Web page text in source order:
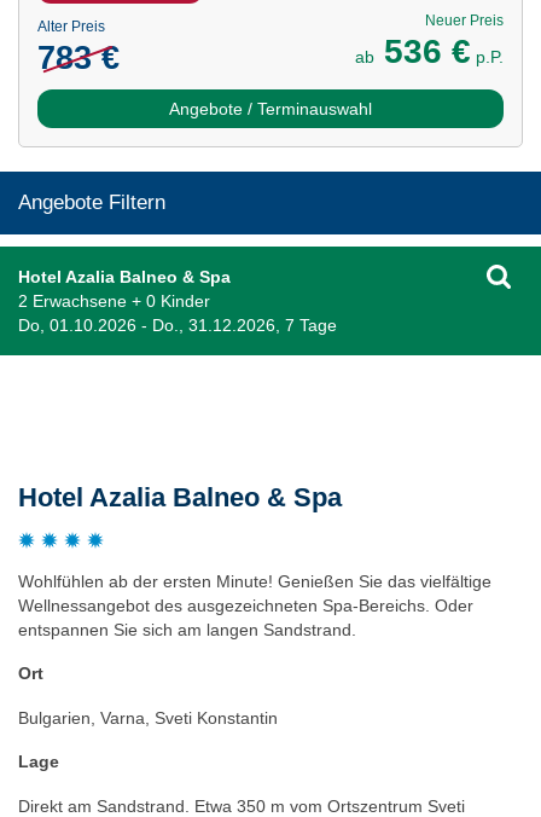
Alter Preis
783 €
Neuer Preis
ab 536 € p.P.
Angebote / Terminauswahl
Angebote Filtern
Hotel Azalia Balneo & Spa
2 Erwachsene + 0 Kinder
Do, 01.10.2026 - Do., 31.12.2026, 7 Tage
Hotel Azalia Balneo & Spa
Wohlfühlen ab der ersten Minute! Genießen Sie das vielfältige
Wellnessangebot des ausgezeichneten Spa-Bereichs. Oder
entspannen Sie sich am langen Sandstrand.
Ort
Bulgarien, Varna, Sveti Konstantin
Lage
Direkt am Sandstrand. Etwa 350 m vom Ortszentrum Sveti